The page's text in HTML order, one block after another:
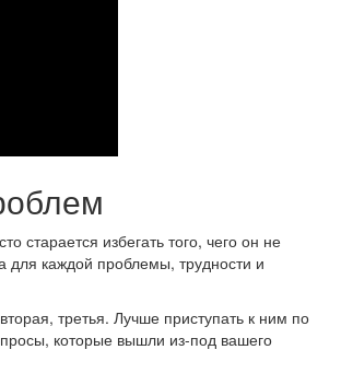
старается избегать того, чего он не
для каждой проблемы, трудности и
третья. Лучше приступать к ним по
которые вышли из-под вашего